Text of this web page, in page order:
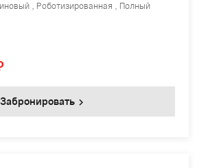
, Роботизированная , Полный
Забронировать